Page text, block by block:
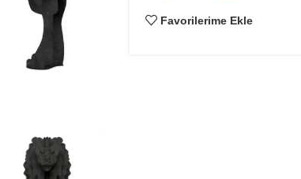
Favorilerime Ekle